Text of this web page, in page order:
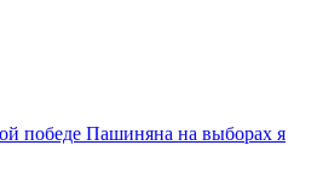
победе Пашиняна на выборах я